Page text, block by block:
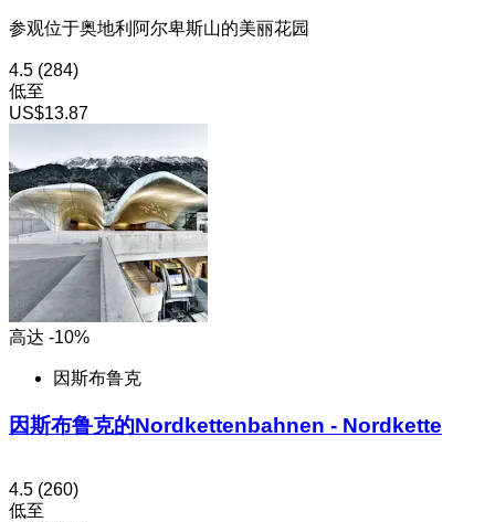
参观位于奥地利阿尔卑斯山的美丽花园
4.5 (284)
低至
US$13.87
高达 -10%
因斯布鲁克
因斯布鲁克的Nordkettenbahnen - Nordkette
4.5 (260)
低至